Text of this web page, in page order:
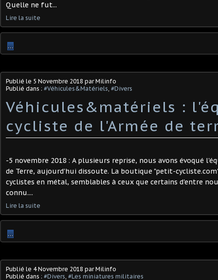
Quelle ne fut...
Lire la suite
…
Publié le 5 Novembre 2018 par Milinfo
Publié dans : #Véhicules&Matériels, #Divers
Véhicules&matériels :
cycliste de l'Armée de
-5 novembre 2018 : A plusieurs reprise, nous avons évoqué
de Terre, aujourd'hui dissoute. La boutique "petit-
cyclistes en métal, semblables à ceux que certains d'entre
connu....
Lire la suite
…
Publié le 4 Novembre 2018 par Milinfo
Publié dans : #Divers, #Les miniatures militaires